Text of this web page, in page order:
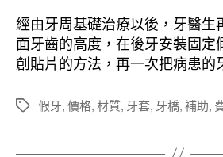
經由牙周基礎治療以後，牙醫生
面牙齒的高度，在後牙安裝固定
創貼片的方法，再一次把病患的
標
假牙,價格,材質, 牙套, 牙橋,補助,